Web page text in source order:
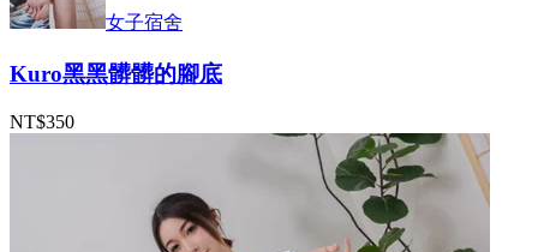
女子宿舍
Kuro黑黑髒髒的腳底
NT$350